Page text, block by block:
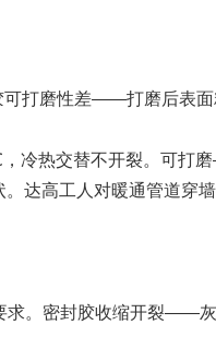
打磨性差——打磨后表
冷热交替不开裂。可打
达高工人对暖通管道穿
求。密封胶收缩开裂——